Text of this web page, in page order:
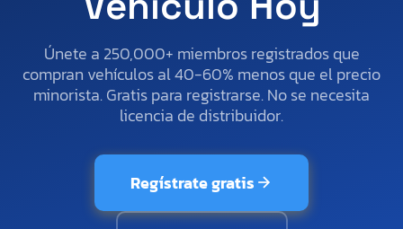
Únete a 250,000+ miembros registrados que
compran vehículos al 40-60% menos que el precio
minorista. Gratis para registrarse. No se necesita
licencia de distribuidor.
Regístrate gratis